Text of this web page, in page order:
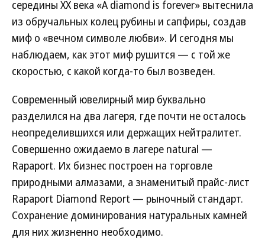
середины XX века «A diamond is forever» вытеснила
из обручальных колец рубины и сапфиры, создав
миф о «вечном символе любви». И сегодня мы
наблюдаем, как этот миф рушится — с той же
скоростью, с какой когда-то был возведен.
Современный ювелирный мир буквально
разделился на два лагеря, где почти не осталось
неопределившихся или держащих нейтралитет.
Совершенно ожидаемо в лагере natural —
Rapaport. Их бизнес построен на торговле
природными алмазами, а знаменитый прайс-лист
Rapaport Diamond Report — рыночный стандарт.
Сохранение доминирования натуральных камней
для них жизненно необходимо.